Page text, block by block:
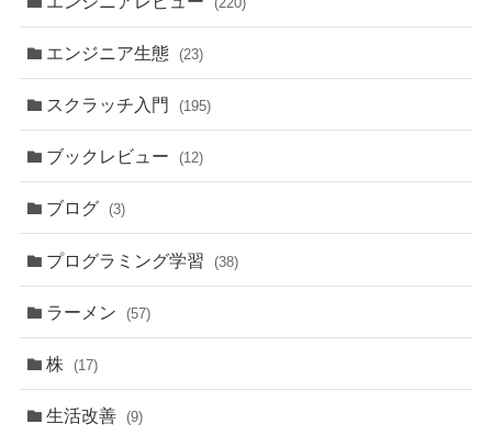
エンジニア生態 (23)
スクラッチ入門 (195)
ブックレビュー (12)
ブログ (3)
プログラミング学習 (38)
ラーメン (57)
株 (17)
生活改善 (9)